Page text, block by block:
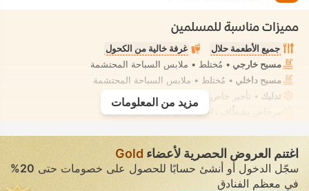
مميزات مناسبة للمسلمين
جميع الأطعمة حلال
غرفة خالية من الكحول
مسبح خارجي • مُختلط • ملابس السباحة المحتشمة
مسبح داخلي • مُختلط • ملابس السباحة المحتشمة
تدليك • تأجير خاص • معزول تمامًا
مرحاض بشطّاف داخلي مدمج
• في جميع الغرف
مزيد من المعلومات
اغتنم العروض الحصرية لأعضاء Gold
سجّل الدخول أو أنشئ حسابًا للحصول على خصومات حتى20%
في معظم الفنادق